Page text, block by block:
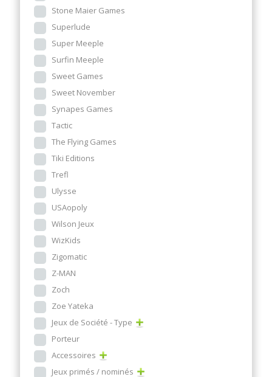
Stone Maier Games
Superlude
Super Meeple
Surfin Meeple
Sweet Games
Sweet November
Synapes Games
Tactic
The Flying Games
Tiki Editions
Trefl
Ulysse
USAopoly
Wilson Jeux
WizKids
Zigomatic
Z-MAN
Zoch
Zoe Yateka
Jeux de Société - Type
Porteur
Accessoires
Jeux primés / nominés